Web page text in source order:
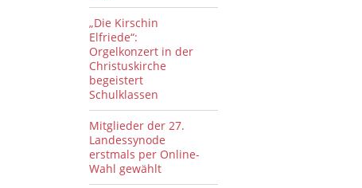
„Die Kirschin
Elfriede“:
Orgelkonzert in der
Christuskirche
begeistert
Schulklassen
Mitglieder der 27.
Landessynode
erstmals per Online-
Wahl gewählt